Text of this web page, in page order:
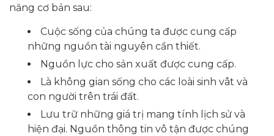
năng cơ bản sau:
Cuộc sống của chúng ta được cung cấp
những nguồn tài nguyên cần thiết.
Nguồn lực cho sản xuất được cung cấp.
Là không gian sống cho các loài sinh vât và
con người trên trái đất.
Lưu trữ những giá trị mang tính lịch sử và
hiện đại. Nguồn thông tin vô tận được chúng